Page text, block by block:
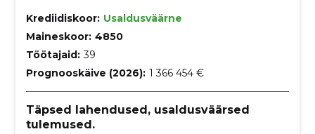
Krediidiskoor: Usaldusväärne
Maineskoor: 4850
Töötajaid: 39
Prognooskäive (2026): 1 366 454 €
Täpsed lahendused, usaldusväärsed
tulemused.